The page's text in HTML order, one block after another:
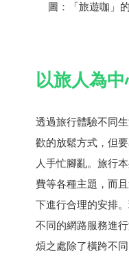
圖：「旅遊咖」
以旅人為
透過旅行體驗不同
歡的放鬆方式，但
人手忙腳亂。旅行
費等各種主題，而
下進行合理的安排
不同的網路服務進
煩之處除了橫跨不